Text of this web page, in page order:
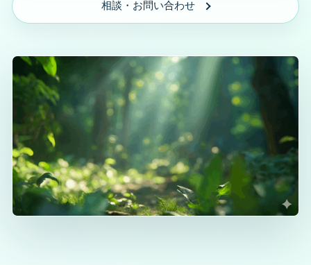
介護保険お役立ち情報 ※ご本人・ご家族様向
け
地域包括支援センターの役割
居宅介護支援事業所とは｜ケアマネジャーに相談できる
こと
相談・お問い合わせ